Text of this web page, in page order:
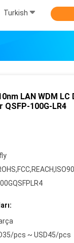
Turkish
LAN WDM LC
QSFP-100G-LR4
pcs ~ USD45/pcs